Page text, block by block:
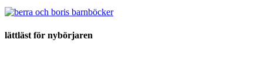
lättläst för nybörjaren